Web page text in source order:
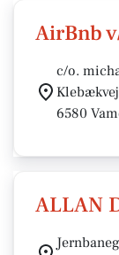
AirBnb
c/o.
6580
ALLAN